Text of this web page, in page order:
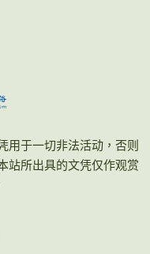
用于一切非法活动，否则
站所出具的文凭仅作观赏